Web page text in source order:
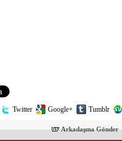
Twitter Google+ Tumblr
Arkadaşına Gönder